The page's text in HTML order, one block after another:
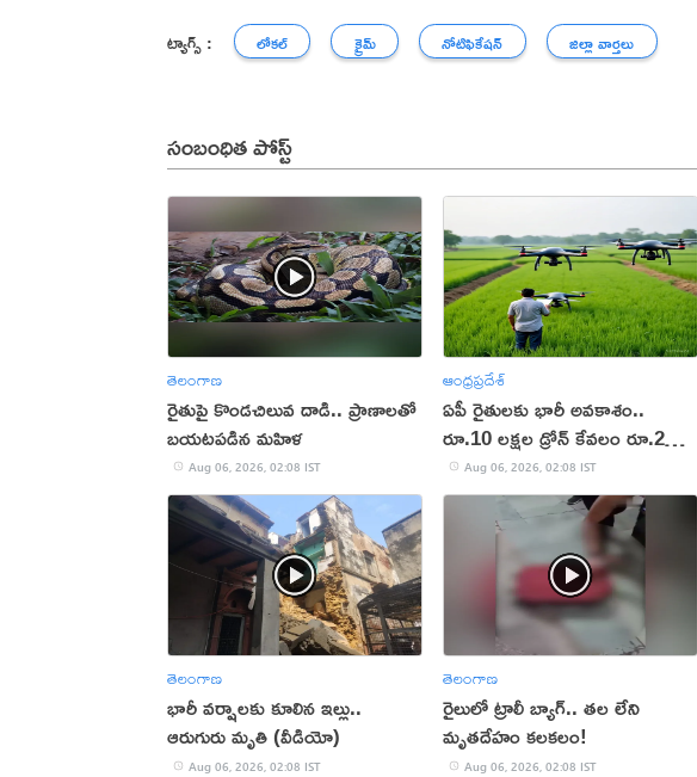
ట్యాగ్స్ : లోకల్ క్రైమ్ నోటిఫికేషన్ జిల్లా వార్తలు
సంబంధిత పోస్ట్
తెలంగాణ
రైతుపై కొండచిలువ దాడి.. ప్రాణాలతో
బయటపడిన మహిళ
Aug 06, 2026, 02:08 IST
ఆంధ్రప్రదేశ్
ఏపీ రైతులకు భారీ అవకాశం..
రూ.10 లక్షల డ్రోన్ కేవలం రూ.2
లక్షలకే!
Aug 06, 2026, 02:08 IST
తెలంగాణ
భారీ వర్షాలకు కూలిన ఇల్లు..
ఆరుగురు మృతి (వీడియో)
Aug 06, 2026, 02:08 IST
తెలంగాణ
రైలులో ట్రాలీ బ్యాగ్.. తల లేని
మృతదేహం కలకలం!
Aug 06, 2026, 02:08 IST